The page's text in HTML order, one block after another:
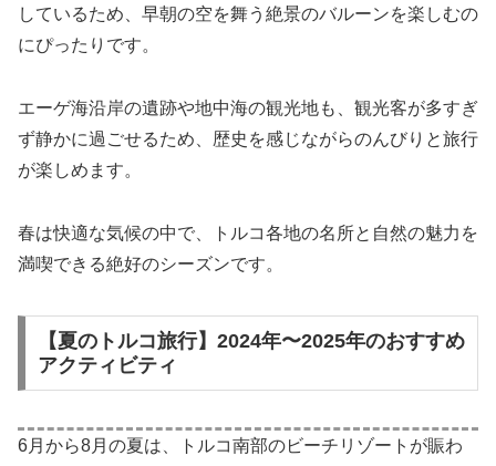
しているため、早朝の空を舞う絶景のバルーンを楽しむの
にぴったりです。
エーゲ海沿岸の遺跡や地中海の観光地も、観光客が多すぎ
ず静かに過ごせるため、歴史を感じながらのんびりと旅行
が楽しめます。
春は快適な気候の中で、トルコ各地の名所と自然の魅力を
満喫できる絶好のシーズンです。
【夏のトルコ旅行】2024年〜2025年のおすすめ
アクティビティ
6月から8月の夏は、トルコ南部のビーチリゾートが賑わ